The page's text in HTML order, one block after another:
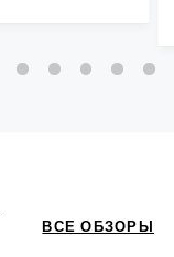
ВСЕ ОБЗОРЫ